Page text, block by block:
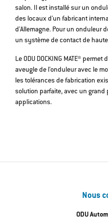
salon. Il est installé sur un
des locaux d'un fabricant
d'Allemagne. Pour un onduleur
un système de contact de
Le ODU DOCKING MATE®
aveugle de l'onduleur avec le
les tolérances de fabrication
solution parfaite, avec un grand
applications.
Nous
ODU